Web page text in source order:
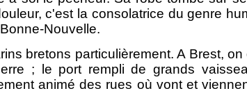
c'est la consolatrice du genre
Nouvelle.
bretons particulièrement. A Brest,
; le port rempli de grands
animé des rues où vont et